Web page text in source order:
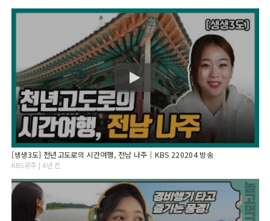
[생생3도] 천년고도로의 시간여행, 전남 나주｜KBS 220204 방송
KBS광주 | 4년 전